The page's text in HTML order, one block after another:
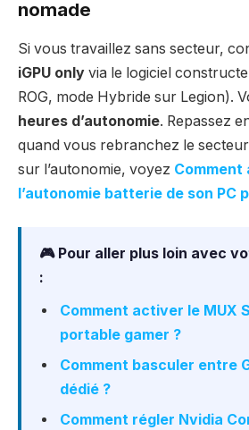
nomade
Si vous travaillez sans secteur,
iGPU only via le logiciel
ROG, mode Hybride sur Legion).
heures d’autonomie. Repassez
quand vous rebranchez le
sur l’autonomie, voyez Comment
l’autonomie batterie de son PC
🎮 Pour aller plus loin avec
:
Comment activer le MUX
portable gamer ?
Comment basculer entre
dédié ?
Comment régler Nvidia